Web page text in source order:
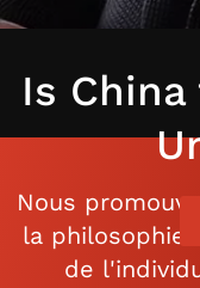
Is
Nous
la philosophie
de